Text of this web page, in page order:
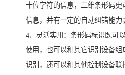
十位字符的信息，二维条形码更
信息，并有一定的自动纠错能力；
4、灵活实用：条形码标识既可
使用，也可以和其它识别设备组
识别，还可以和其他控制设备联